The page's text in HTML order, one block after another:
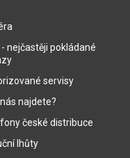
- nejčastěji pokládané
servisy
najdete?
české distribuce
lhůty